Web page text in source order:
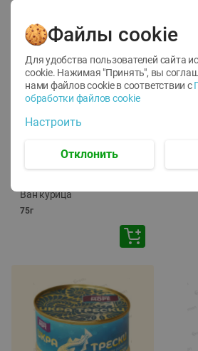
12
1.05 руб./
руб./шт
Корм влаж. для кош. с
Ван курица
75г
Файлы cookie
Для удобства пользователей сайта
cookie. Нажимая "Принять", вы
нами файлов cookie в соответствии с
обработки файлов cookie
Настроить
Отклонить